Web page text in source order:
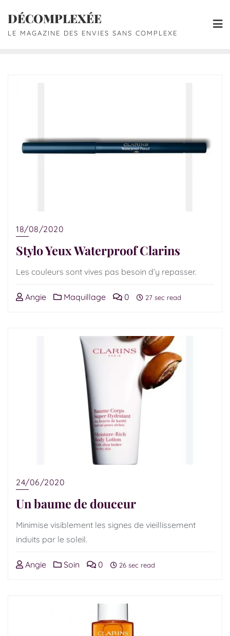
DÉCOMPLEXÉE
LE MAGAZINE DES ENVIES SANS COMPLEXE
18/08/2020
Stylo Yeux Waterproof Clarins
Les couleurs sont vives pas besoin d’y repasser.
Angie Maquillage 0 27 sec read
24/06/2020
Un baume de douceur
Minimise visiblement les signes de vieillissement
induits par le soleil.
Angie Soin 0 26 sec read